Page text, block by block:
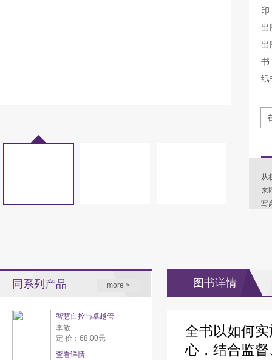
出
出
纸
从
来
写
同系列产品 more >
智慧自控与卓越管
李敏
定 价：68.00元
查看详情
图书详情
全书以如何
心，结合监